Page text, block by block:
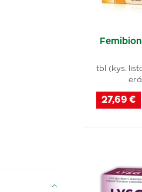
tbl (kys.
27,69 €